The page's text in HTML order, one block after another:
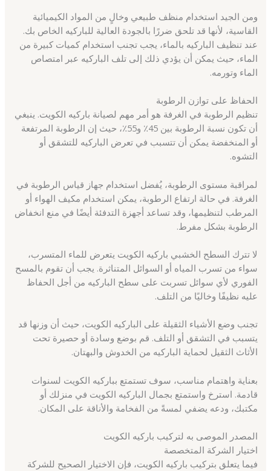
ومن الجيد استخدام منظف طبيعي وخالٍ من المواد الكيميائية
القاسية، لأنها قد تلحق ضررًا بالجودة العالية للباركيه الخاص بك.
عند تنظيف الباركيه بالماء، يجب تجنب استخدام كميات كبيرة من
الماء، حيث يمكن أن يؤدي ذلك إلى تلف الباركيه عبر امتصاص
الماء وتورمه.
الحفاظ على توازن الرطوبة
تنظيم الرطوبة في الغرفة هو أمر مهم لصيانة باركيه الكويت. ينبغي
أن تكون نسبة الرطوبة بين 45٪ و55٪، حيث إن الرطوبة المرتفعة
أو المنخفضة يمكن أن تتسبب في تعرض الباركيه للتشقق أو
التشوه.
لمراقبة مستوى الرطوبة، يُفضل استخدام جهاز قياس الرطوبة في
الغرفة. في حالة ارتفاع الرطوبة، يمكن استخدام مكيف الهواء أو
المرطب لتنظيمها، وقد تساعد أجهزة التدفئة أيضًا في منع انخفاض
الرطوبة بشكل مفرط.
لا تترك السطح الخشبي باركيه الكويت يتعرض للماء المتسرب،
سواء من تسرب المياه أو السوائل المتناثرة. يجب أن تقوم بالمسح
الفوري لأي سوائل تسربت على سطح الباركيه من أجل الحفاظ
عليه نظيفًا وخاليًا من التلف.
تجنب وضع الأشياء الثقيلة على الباركيه الكويت، حيث أن وزنها قد
يتسبب في التشقق أو التلف. قم بوضع وسادة أو حصيرة تحت
الأثاث الثقيل لحماية الباركيه من الخدوش والبهتان.
بعناية واهتمام مناسب، سوف تستمتع بباركيه الكويت لسنوات
قادمة. استرخ واستمتع بجمال الباركيه الكويت في منزلك أو
مكتبك، ودعه يضفي لمسةً من الفخامة والأناقة على المكان.
المصدر الموصى به لتركيب باركيه الكويت
اختيار الشركة المتخصصة
فيما يتعلق بتركيب باركيه الكويت، فإن الاختيار الصحيح للشركة